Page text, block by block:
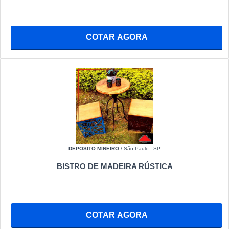
COTAR AGORA
DEPOSITO MINEIRO / São Paulo - SP
BISTRO DE MADEIRA RÚSTICA
COTAR AGORA